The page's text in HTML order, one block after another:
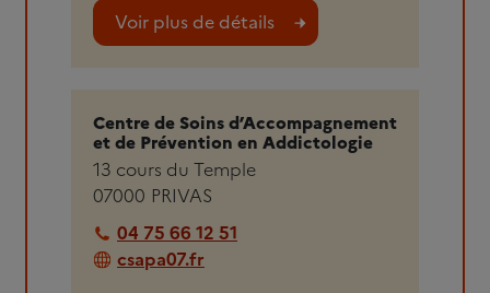
Voir plus de détails
Centre de Soins d’Accompagnement
et de Prévention en Addictologie
13 cours du Temple
07000 PRIVAS
04 75 66 12 51
csapa07.fr